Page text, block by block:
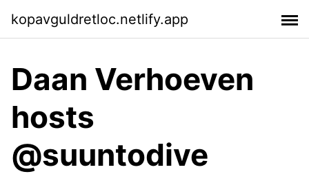
kopavguldretloc.netlify.app
Daan Verhoeven
hosts
@suuntodive